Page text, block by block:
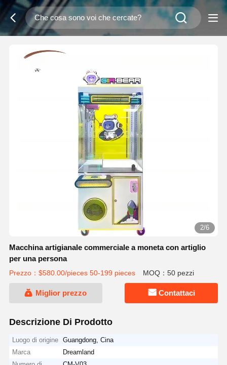
2/6
Macchina artigianale commerciale a moneta con artiglio
per una persona
Prezzo：$580.00/pieces 50-199 pieces MOQ：50 pezzi
Miglior prezzo Contattaci
Descrizione Di Prodotto
Luogo di origine
Guangdong, Cina
Marca
Dreamland